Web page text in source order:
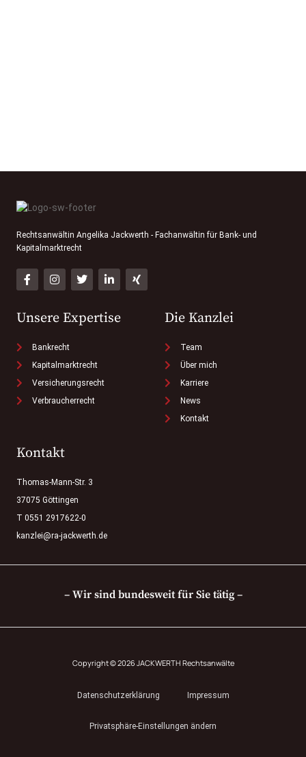
Rechtsanwältin Angelika Jackwerth - Fachanwältin für Bank- und
Kapitalmarktrecht
Unsere Expertise
Bankrecht
Kapitalmarktrecht
Versicherungsrecht
Verbraucherrecht
Die Kanzlei
Team
Über mich
Karriere
News
Kontakt
Kontakt
Thomas-Mann-Str. 3
37075 Göttingen
T 0551 2917622-0
kanzlei@ra-jackwerth.de
– Wir sind bundesweit für Sie tätig –
Copyright © 2026 JACKWERTH Rechtsanwälte
Datenschutzerklärung Impressum
Privatsphäre-Einstellungen ändern